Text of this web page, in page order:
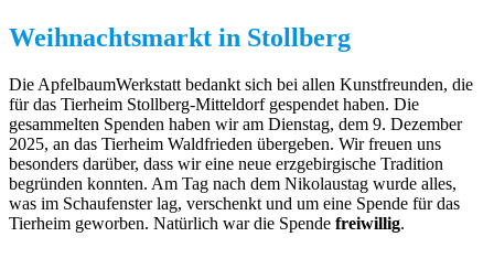
Weihnachtsmarkt in Stollberg
Die ApfelbaumWerkstatt bedankt sich bei allen Kunstfreunden, die
für das Tierheim Stollberg-Mitteldorf gespendet haben. Die
gesammelten Spenden haben wir am Dienstag, dem 9. Dezember
2025, an das Tierheim Waldfrieden übergeben. Wir freuen uns
besonders darüber, dass wir eine neue erzgebirgische Tradition
begründen konnten. Am Tag nach dem Nikolaustag wurde alles,
was im Schaufenster lag, verschenkt und um eine Spende für das
Tierheim geworben. Natürlich war die Spende freiwillig.